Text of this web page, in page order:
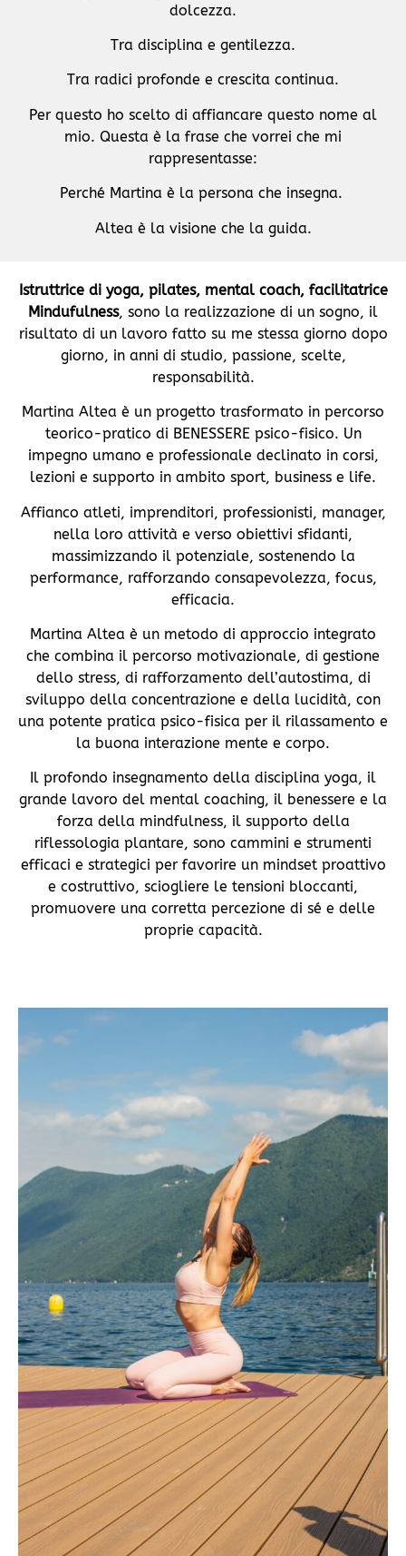
dolcezza.
Tra disciplina e gentilezza.
Tra radici profonde e crescita continua.
Per questo ho scelto di affiancare questo nome al
mio. Questa è la frase che vorrei che mi
rappresentasse:
Perché Martina è la persona che insegna.
Altea è la visione che la guida.
Istruttrice di yoga, pilates, mental coach, facilitatrice
Mindufulness, sono la realizzazione di un sogno, il
risultato di un lavoro fatto su me stessa giorno dopo
giorno, in anni di studio, passione, scelte,
responsabilità.
Martina Altea è un progetto trasformato in percorso
teorico-pratico di BENESSERE psico-fisico. Un
impegno umano e professionale declinato in corsi,
lezioni e supporto in ambito sport, business e life.
Affianco atleti, imprenditori, professionisti, manager,
nella loro attività e verso obiettivi sfidanti,
massimizzando il potenziale, sostenendo la
performance, rafforzando consapevolezza, focus,
efficacia.
Martina Altea è un metodo di approccio integrato
che combina il percorso motivazionale, di gestione
dello stress, di rafforzamento dell’autostima, di
sviluppo della concentrazione e della lucidità, con
una potente pratica psico-fisica per il rilassamento e
la buona interazione mente e corpo.
Il profondo insegnamento della disciplina yoga, il
grande lavoro del mental coaching, il benessere e la
forza della mindfulness, il supporto della
riflessologia plantare, sono cammini e strumenti
efficaci e strategici per favorire un mindset proattivo
e costruttivo, sciogliere le tensioni bloccanti,
promuovere una corretta percezione di sé e delle
proprie capacità.